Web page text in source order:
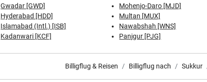
Gwadar [GWD]
Hyderabad [HDD]
Islamabad (Intl.) [ISB]
Kadanwari [KCF]
Mohenjo-Daro [MJD]
Multan [MUX]
Nawabshah [WNS]
Panjgur [PJG]
Billigflug & Reisen Billigflug nach Sukkur